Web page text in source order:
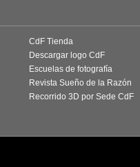
CdF Tienda
Descargar logo CdF
Escuelas de fotografía
Revista Sueño de la Razón
Recorrido 3D por Sede CdF